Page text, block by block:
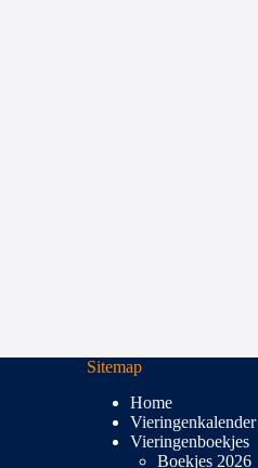
Sitemap
Home
Vieringenkalender
Vieringenboekjes
Boekjes 2026